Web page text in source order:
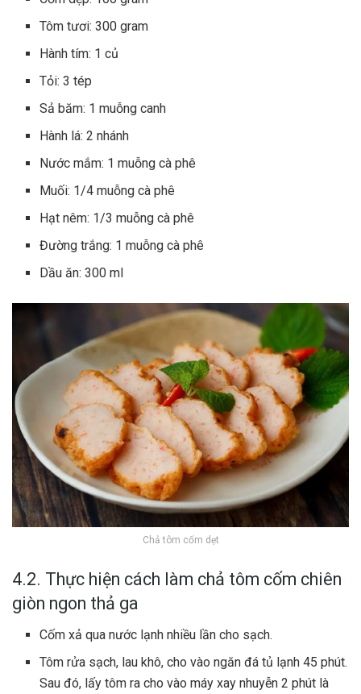
Tôm tươi: 300 gram
Hành tím: 1 củ
Tỏi: 3 tép
Sả băm: 1 muỗng canh
Hành lá: 2 nhánh
Nước mắm: 1 muỗng cà phê
Muối: 1/4 muỗng cà phê
Hạt nêm: 1/3 muỗng cà phê
Đường trắng: 1 muỗng cà phê
Dầu ăn: 300 ml
Chả tôm cốm dẹt
4.2. Thực hiện cách làm chả tôm cốm chiên
giòn ngon thả ga
Cốm xả qua nước lạnh nhiều lần cho sạch.
Tôm rửa sạch, lau khô, cho vào ngăn đá tủ lạnh 45 phút.
Sau đó, lấy tôm ra cho vào máy xay nhuyễn 2 phút là